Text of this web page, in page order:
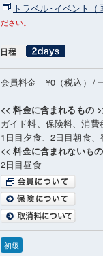
トラベル･イベント（
ださい。
会員料金 ¥0（税込） /
<< 料金に含まれるもの
ガイド料、保険料、消費
1日目夕食、2日目朝食、
<< 料金に含まれないも
2日目昼食
初級